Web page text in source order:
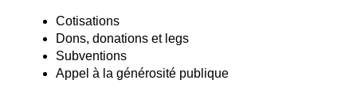
Cotisations
Dons, donations et legs
Subventions
Appel à la générosité publique